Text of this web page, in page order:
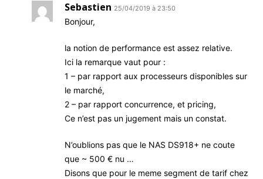
Sebastien 25/04/2019 à 23:50
Bonjour,
la notion de performance est assez relative.
Ici la remarque vaut pour :
1 – par rapport aux processeurs disponibles sur
le marché,
2 – par rapport concurrence, et pricing,
Ce n’est pas un jugement mais un constat.
N’oublions pas que le NAS DS918+ ne coute
que ~ 500 € nu …
Disons que pour le meme segment de tarif chez